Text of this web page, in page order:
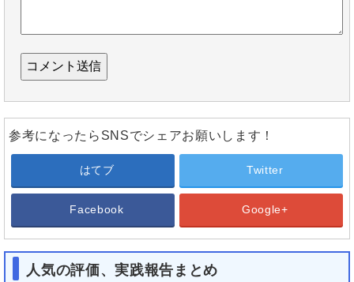
参考になったらSNSでシェアお願いします！
はてブ Twitter
Facebook Google+
人気の評価、実践報告まとめ